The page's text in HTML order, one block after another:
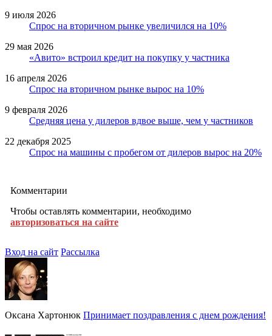
9 июля 2026
Спрос на вторичном рынке увеличился на 10%
29 мая 2026
«Авито» встроил кредит на покупку у частника
16 апреля 2026
Спрос на вторичном рынке вырос на 10%
9 февраля 2026
Средняя цена у дилеров вдвое выше, чем у частников
22 декабря 2025
Спрос на машины с пробегом от дилеров вырос на 20%
Комментарии
Чтобы оставлять комментарии, необходимо
авторизоваться на сайте
Вход на сайт Рассылка
Оксана Хартонюк Принимает поздравления с днем рождения!